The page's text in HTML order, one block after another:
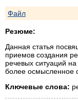
Файл
Резюме:
Данная статья
приемов создания
речевых ситуаций
более осмысленное
Ключевые слова: